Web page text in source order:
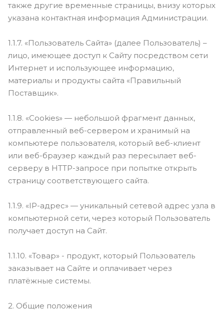
также другие временные страницы, внизу которых
указана контактная информация Администрации.
1.1.7. «Пользователь Сайта» (далее Пользователь) –
лицо, имеющее доступ к Сайту посредством сети
Интернет и использующее информацию,
материалы и продукты сайта «Правильный
Поставщик».
1.1.8. «Cookies» — небольшой фрагмент данных,
отправленный веб-сервером и хранимый на
компьютере пользователя, который веб-клиент
или веб-браузер каждый раз пересылает веб-
серверу в HTTP-запросе при попытке открыть
страницу соответствующего сайта.
1.1.9. «IP-адрес» — уникальный сетевой адрес узла в
компьютерной сети, через который Пользователь
получает доступ на Сайт.
1.1.10. «Товар» - продукт, который Пользователь
заказывает на Сайте и оплачивает через
платёжные системы.
2. Общие положения